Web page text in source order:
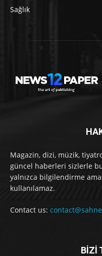
Sağlık
Magazin, dizi, müzik,
güncel haberleri sizlerle
yalnızca bilgilendirme
kullanılamaz.
Contact us:
BİZİ